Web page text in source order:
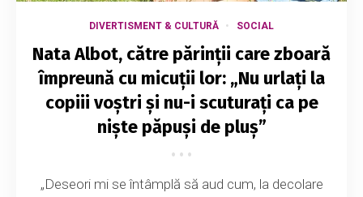
DIVERTISMENT & CULTURĂ SOCIAL
Nata Albot, către părinții care zboară
împreună cu micuții lor: „Nu urlați la
copiii voștri și nu-i scuturați ca pe
niște păpuși de pluș”
„Deseori mi se întâmplă să aud cum, la decolare